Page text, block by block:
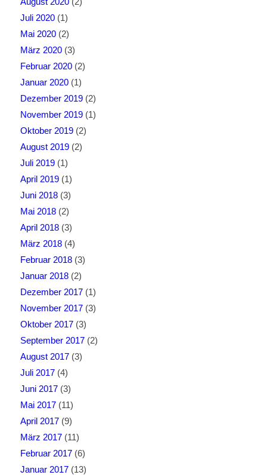
Juli 2020(1)
Mai 2020(2)
März 2020(3)
Februar 2020(2)
Januar 2020(1)
Dezember 2019(2)
November 2019(1)
Oktober 2019(2)
August 2019(2)
Juli 2019(1)
April 2019(1)
Juni 2018(3)
Mai 2018(2)
April 2018(3)
März 2018(4)
Februar 2018(3)
Januar 2018(2)
Dezember 2017(1)
November 2017(3)
Oktober 2017(3)
September 2017(2)
August 2017(3)
Juli 2017(4)
Juni 2017(3)
Mai 2017(11)
April 2017(9)
März 2017(11)
Februar 2017(6)
Januar 2017(13)